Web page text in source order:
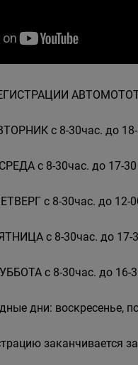
с 8-30час. до
СРЕДА с 8-30час. до 17-30
с 8-30час. до 12-
с 8-30час. до 17-
с 8-30час. до 16-
дни: воскресенье,
заканчивается